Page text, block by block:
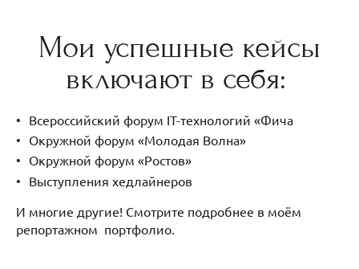
Мои успешные кейсы
включают в себя:
Всероссийский форум IT-технологий «Фича
Окружной форум «Молодая Волна»
Окружной форум «Ростов»
Выступления хедлайнеров
И многие другие! Смотрите подробнее в моём
репортажном портфолио.